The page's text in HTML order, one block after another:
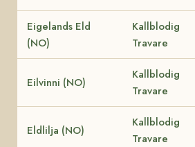
Eigelands Eld
(NO)
Kallblodig
Travare
Eilvinni (NO)
Kallblodig
Travare
Eldlilja (NO)
Kallblodig
Travare